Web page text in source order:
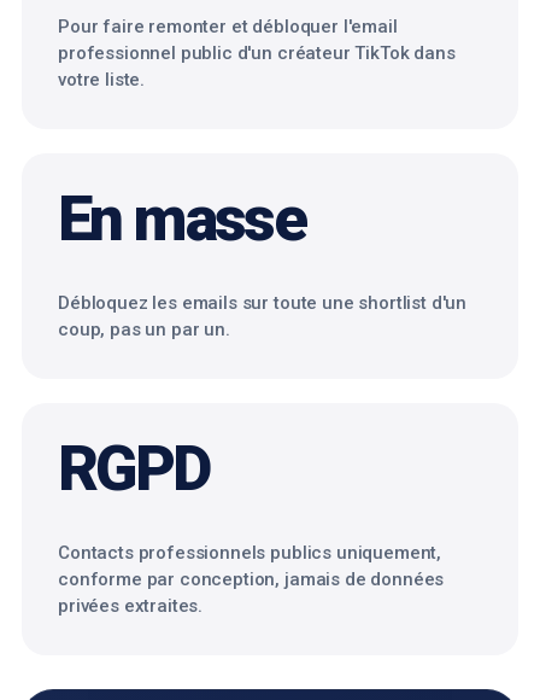
Pour faire remonter et débloquer l'email
professionnel public d'un créateur TikTok dans
votre liste.
En masse
Débloquez les emails sur toute une shortlist d'un
coup, pas un par un.
RGPD
Contacts professionnels publics uniquement,
conforme par conception, jamais de données
privées extraites.